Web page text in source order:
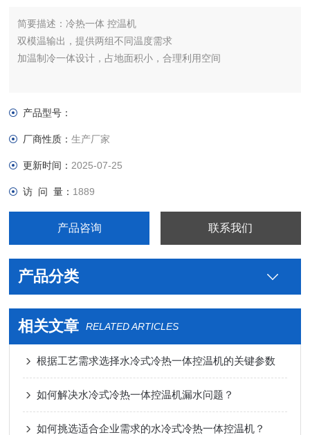
简要描述：冷热一体 控温机
双模温输出，提供两组不同温度需求
加温制冷一体设计，占地面积小，合理利用空间
产品型号：
厂商性质：生产厂家
更新时间： 2025-07-25
访 问 量： 1889
产品咨询 联系我们
产品分类
相关文章 RELATED ARTICLES
根据工艺需求选择水冷式冷热一体控温机的关键参数
如何解决水冷式冷热一体控温机漏水问题？
如何挑选适合企业需求的水冷式冷热一体控温机？